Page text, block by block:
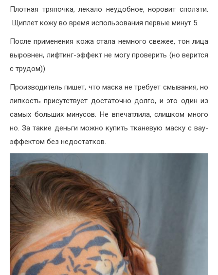
Плотная тряпочка, лекало неудобное, норовит сползти.
Щиплет кожу во время использования первые минут 5.
После применения кожа стала немного свежее, тон лица
выровнен, лифтинг-эффект не могу проверить (но верится
с трудом))
Производитель пишет, что маска не требует смывания, но
липкость присутствует достаточно долго, и это один из
самых больших минусов. Не впечатлила, слишком много
но. За такие деньги можно купить тканевую маску с вау-
эффектом без недостатков.